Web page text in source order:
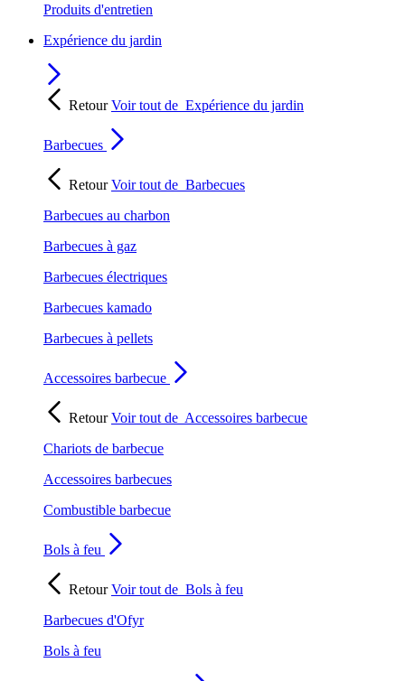
Produits d'entretien
Expérience du jardin
RetourVoir tout de Expérience du jardin
Barbecues
RetourVoir tout de Barbecues
Barbecues au charbon
Barbecues à gaz
Barbecues électriques
Barbecues kamado
Barbecues à pellets
Accessoires barbecue
RetourVoir tout de Accessoires barbecue
Chariots de barbecue
Accessoires barbecues
Combustible barbecue
Bols à feu
RetourVoir tout de Bols à feu
Barbecues d'Ofyr
Bols à feu